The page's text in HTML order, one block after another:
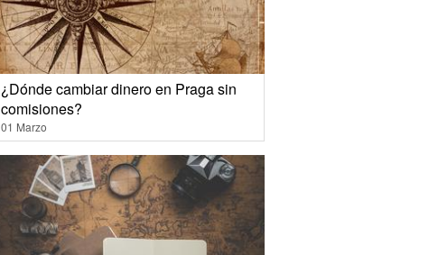
¿Dónde cambiar dinero en Praga sin
comisiones?
01 Marzo